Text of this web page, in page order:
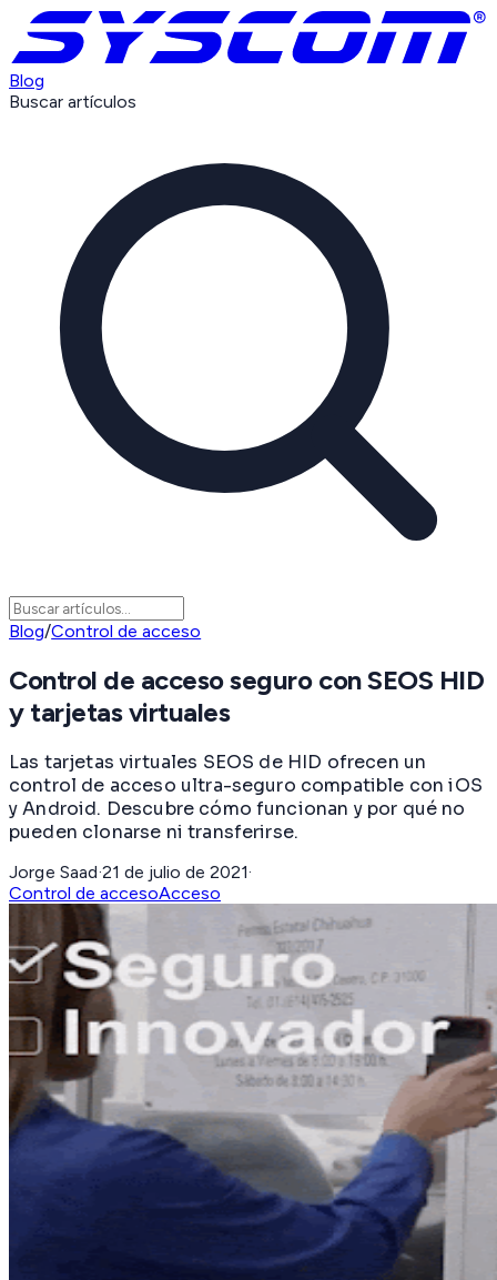
Blog
Buscar artículos
Blog/Control de acceso
Control de acceso seguro con SEOS HID
y tarjetas virtuales
Las tarjetas virtuales SEOS de HID ofrecen un
control de acceso ultra-seguro compatible con iOS
y Android. Descubre cómo funcionan y por qué no
pueden clonarse ni transferirse.
Jorge Saad·21 de julio de 2021·
Control de accesoAcceso